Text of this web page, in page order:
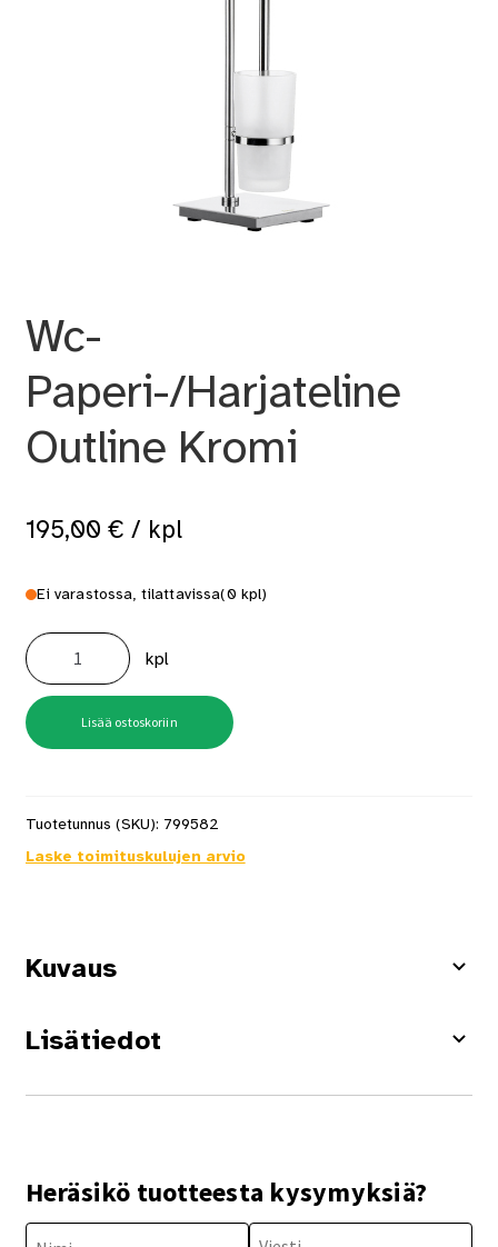
Wc-
Paperi-/Harjateline
Outline Kromi
195,00 € / kpl
Ei varastossa, tilattavissa(0 kpl)
Wc-
Paperi-/Harjateline
Outline
Kromi
määrä
kpl
Lisää ostoskoriin
Tuotetunnus (SKU): 799582
Laske toimituskulujen arvio
Kuvaus
Lisätiedot
Heräsikö tuotteesta kysymyksiä?